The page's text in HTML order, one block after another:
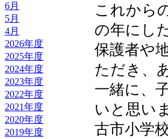
6月
5月
4月
2026年度
2025年度
2024年度
2023年度
2022年度
2021年度
2020年度
2019年度
これから
の年にし
保護者や
ただき、
一緒に、
いと思い
古市小学